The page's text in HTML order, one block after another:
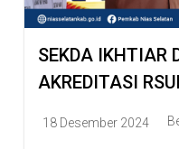
SEKDA IKHTIAR
AKREDITASI
18 Desember 2024